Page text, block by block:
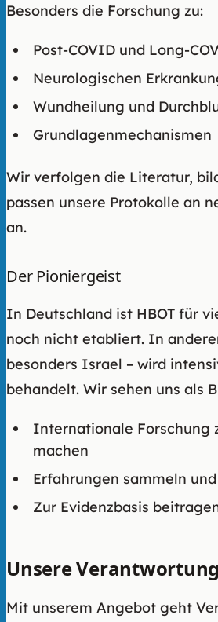
Besonders die Forschung zu:
Post-COVID und Long-
Neurologischen
Wundheilung und
Grundlagenmechanismen
Wir verfolgen die Literatur,
passen unsere Protokolle an
an.
Der Pioniergeist
In Deutschland ist HBOT für
noch nicht etabliert. In
besonders Israel – wird
behandelt. Wir sehen uns als
Internationale Forschung
machen
Erfahrungen sammeln
Zur Evidenzbasis
Unsere Verantwortung
Mit unserem Angebot geht